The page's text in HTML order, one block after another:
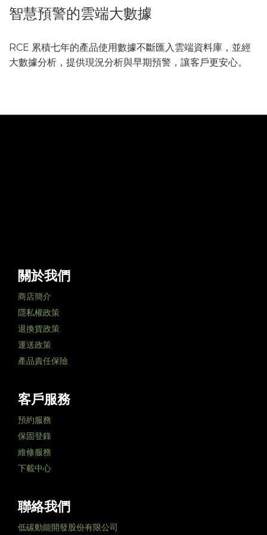
智慧預警的雲端大數據
RCE 累積七年的產品使用數據不斷匯入雲端資料庫，並經
大數據分析，提供現況分析與早期預警，讓客戶更安心。
關於我們
商店簡介
隱私權政策
退換貨政策
運送政策
產品責任保險
客戶服務
預約服務
保固登錄
維修服務
下載中心
聯絡我們
低碳動能開發股份有限公司